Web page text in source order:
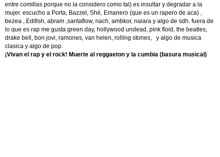
entre comillas porque no la considero como tal) es insultar y degradar a la
mujer. escucho a Porta, Bazzel, Shé, Emanero (que es un rapero de aca) ,
bezea , Edifish, abram ,santaflow, nach, ambkor, naiara y algo de sdh. fuera de
lo que es rap me gusta green day, hollywood undead, pink floid, the beatles,
drake bell, bon jovi, ramones, van helen, rolling stones, y algo de musica
clasica y algo de pop.
¡Vivan el rap y el rock! Muerte al reggaeton y la cumbia (basura musical)